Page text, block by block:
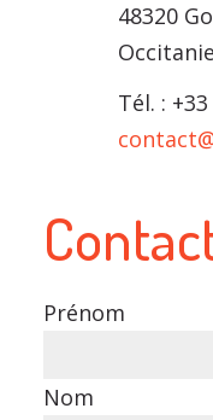
48320
Tél. :
Prénom
Nom